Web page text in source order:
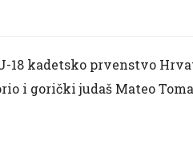
18 kadetsko prvenstvo
i gorički judaš Mateo